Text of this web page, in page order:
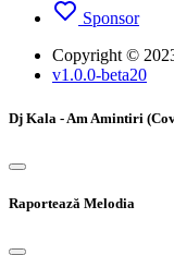
Sponsor
Copyright ©
v1.0.0-beta20
Dj Kala - Am Amintiri
Raportează Melodia